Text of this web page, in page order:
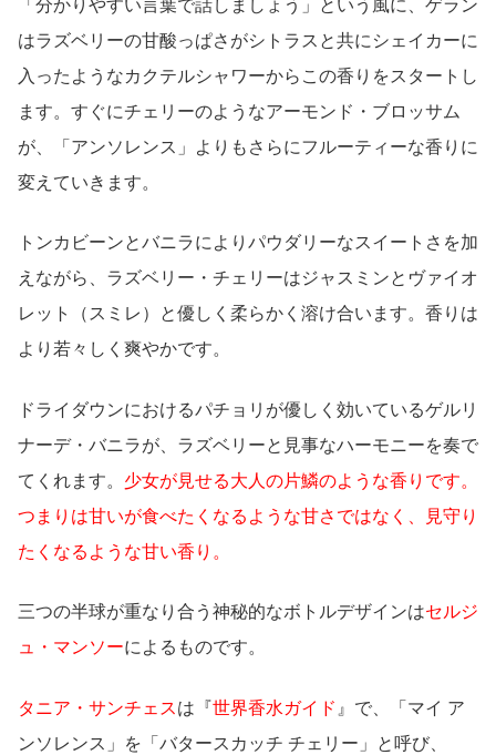
「分かりやすい言葉で話しましょう」という風に、ゲラン
はラズベリーの甘酸っぱさがシトラスと共にシェイカーに
入ったようなカクテルシャワーからこの香りをスタートし
ます。すぐにチェリーのようなアーモンド・ブロッサム
が、「アンソレンス」よりもさらにフルーティーな香りに
変えていきます。
トンカビーンとバニラによりパウダリーなスイートさを加
えながら、ラズベリー・チェリーはジャスミンとヴァイオ
レット（スミレ）と優しく柔らかく溶け合います。香りは
より若々しく爽やかです。
ドライダウンにおけるパチョリが優しく効いているゲルリ
ナーデ・バニラが、ラズベリーと見事なハーモニーを奏で
てくれます。 少女が見せる大人の片鱗のような香りです。
つまりは甘いが食べたくなるような甘さではなく、見守り
たくなるような甘い香り。
三つの半球が重なり合う神秘的なボトルデザインはセルジ
ュ・マンソーによるものです。
タニア・サンチェスは『世界香水ガイド 』で、「マイ ア
ンソレンス」を「バタースカッチ チェリー」と呼び、